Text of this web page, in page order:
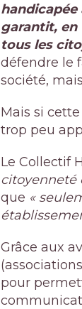
handicapée
garantit, en
tous les
défendre le
société,
Mais si
trop peu
Le Collectif
citoyenneté
que «
Grâce aux
pour